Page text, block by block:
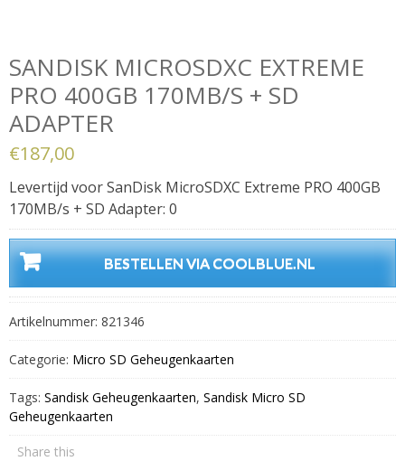
SANDISK MICROSDXC EXTREME
PRO 400GB 170MB/S + SD
ADAPTER
€187,00
Levertijd voor SanDisk MicroSDXC Extreme PRO 400GB
170MB/s + SD Adapter: 0
BESTELLEN VIA COOLBLUE.NL
Artikelnummer: 821346
Categorie: Micro SD Geheugenkaarten
Tags: Sandisk Geheugenkaarten, Sandisk Micro SD
Geheugenkaarten
Share this